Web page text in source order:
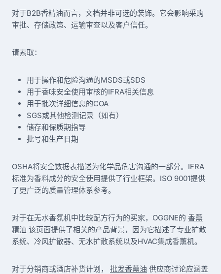
对于B2B香精油而言，文档并非可选的装饰。它会影响采购
审批、存储政策、运输审查以及客户信任。
请索取：
用于操作和危险沟通的MSDS或SDS
用于香味安全使用审核的IFRA相关信息
用于批次详细信息的COA
SGS或其他检测记录（如有）
储存和保质期指导
批号和生产日期
OSHA将安全数据表描述为化学品危害沟通的一部分。IFRA
标准为香料成分的安全使用提供了行业框架。ISO 9001提供
了更广泛的质量管理体系参考。
对于在无水香氛机中比较配方行为的买家，OGGNE的 香薰
精油 该页面提供了相关的产品背景，因为它描述了专业扩散
系统、冷风扩散器、无水扩散系统以及HVAC集成香薰机。
对于分销商或酒店补货计划， 批发香薰油 供应商讨论应涵盖